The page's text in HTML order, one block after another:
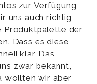
zur Verfügung
uns auch richtig
Produktpalette der
Dass es diese
klar. Das
zwar bekannt,
wollten wir aber